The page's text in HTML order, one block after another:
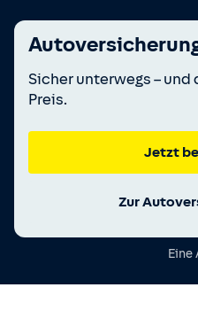
Sicher unterwegs – und
Preis.
Jetzt
Zur
Eine